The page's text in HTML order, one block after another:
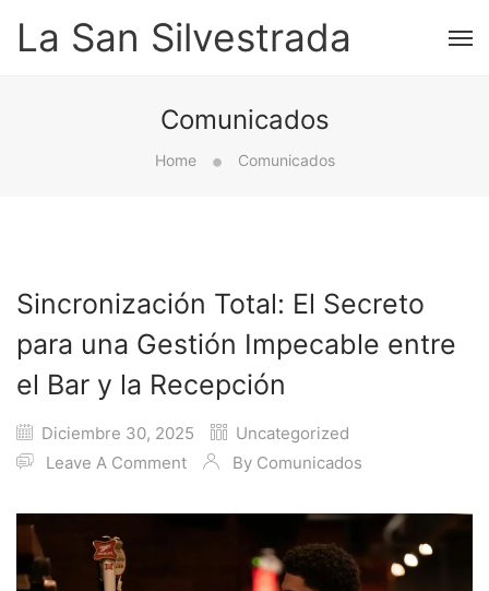
La San Silvestrada
Comunicados
Home Comunicados
Sincronización Total: El Secreto
para una Gestión Impecable entre
el Bar y la Recepción
Diciembre 30, 2025
Uncategorized
Leave A Comment
By Comunicados